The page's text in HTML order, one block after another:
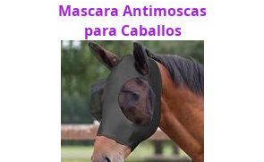
Mascara Antimoscas
para Caballos